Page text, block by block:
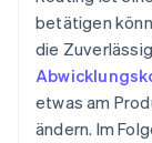
betätigen
die
etwas am
ändern. Im